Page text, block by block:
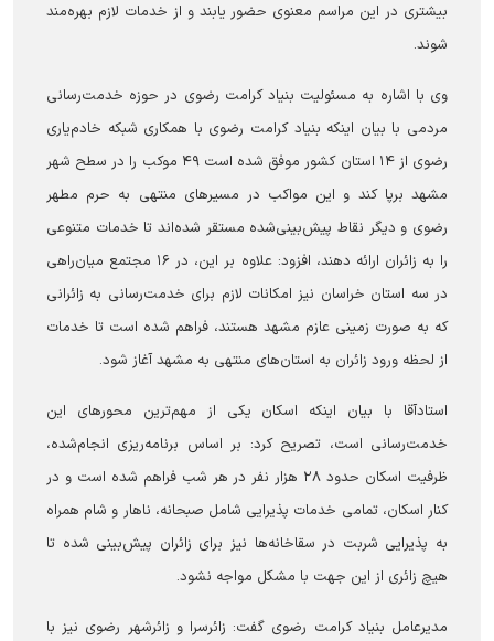
بیشتری در این مراسم معنوی حضور یابند و از خدمات لازم بهره‌مند
شوند.
وی با اشاره به مسئولیت بنیاد کرامت رضوی در حوزه خدمت‌رسانی
مردمی با بیان اینکه بنیاد کرامت رضوی با همکاری شبکه خادم‌یاری
رضوی از ۱۴ استان کشور موفق شده است ۴۹ موکب را در سطح شهر
مشهد برپا کند و این مواکب در مسیرهای منتهی به حرم مطهر
رضوی و دیگر نقاط پیش‌بینی‌شده مستقر شده‌اند تا خدمات متنوعی
را به زائران ارائه دهند، افزود: علاوه بر این، در ۱۶ مجتمع میان‌راهی
در سه استان خراسان نیز امکانات لازم برای خدمت‌رسانی به زائرانی
که به صورت زمینی عازم مشهد هستند، فراهم شده است تا خدمات
از لحظه ورود زائران به استان‌های منتهی به مشهد آغاز شود.
استادآقا با بیان اینکه اسکان یکی از مهم‌ترین محورهای این
خدمت‌رسانی است، تصریح کرد: بر اساس برنامه‌ریزی انجام‌شده،
ظرفیت اسکان حدود ۲۸ هزار نفر در هر شب فراهم شده است و در
کنار اسکان، تمامی خدمات پذیرایی شامل صبحانه، ناهار و شام همراه
به پذیرایی شربت در سقاخانه‌ها نیز برای زائران پیش‌بینی شده تا
هیچ زائری از این جهت با مشکل مواجه نشود.
مدیرعامل بنیاد کرامت رضوی گفت: زائرسرا و زائرشهر رضوی نیز با